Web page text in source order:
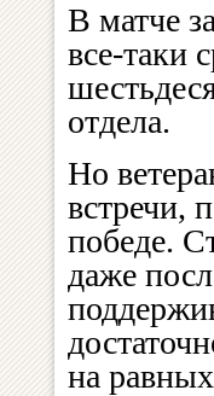
В матче
все-таки
отдела.
Но
встречи,
победе.
даже
на